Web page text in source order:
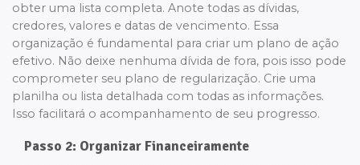
obter uma lista completa. Anote todas as dívidas,
credores, valores e datas de vencimento. Essa
organização é fundamental para criar um plano de ação
efetivo. Não deixe nenhuma dívida de fora, pois isso pode
comprometer seu plano de regularização. Crie uma
planilha ou lista detalhada com todas as informações.
Isso facilitará o acompanhamento de seu progresso.
Passo 2: Organizar Financeiramente